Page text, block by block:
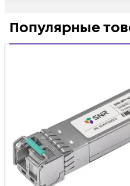
Популярные